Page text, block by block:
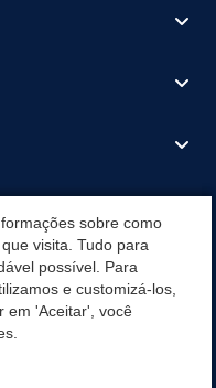
MUNICIPAL
sobre como
visita. Tudo para
possível. Para
e customizá-los,
em 'Aceitar', você